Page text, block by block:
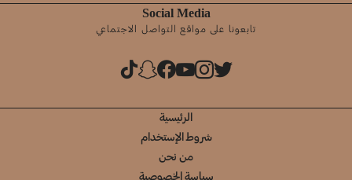
Social Media
تابعونا على مواقع التواصل الاجتماعي
الرئيسية
شروط الإستخدام
من نحن
سياسة الخصوصية